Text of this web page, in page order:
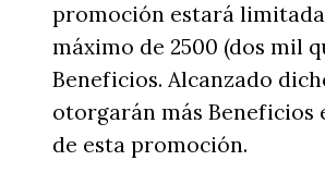
promoción estará
máximo de 2500 (dos mil
Beneficios. Alcanzado
otorgarán más Beneficios
de esta promoción.